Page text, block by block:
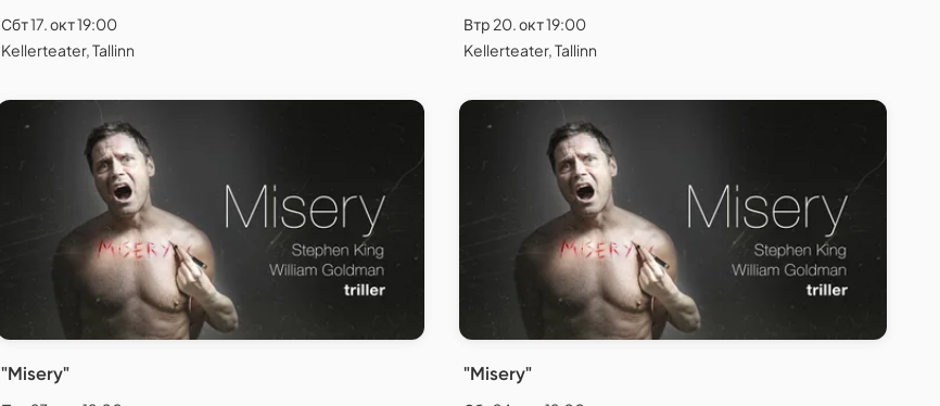
Сбт 17. окт 19:00
Kellerteater, Tallinn
Втр 20. окт 19:00
Kellerteater, Tallinn
"Misery" "Misery"